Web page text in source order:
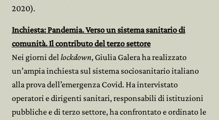
2020).
Inchiesta: Pandemia. Verso un sistema sanitario di
comunità. Il contributo del terzo settore
Nei giorni dellockdown, Giulia Galera ha realizzato
un’ampia inchiesta sul sistema sociosanitario italiano
alla prova dell’emergenza Covid. Ha intervistato
operatori e dirigenti sanitari, responsabili di istituzioni
pubbliche e di terzo settore, ha confrontato e ordinato le